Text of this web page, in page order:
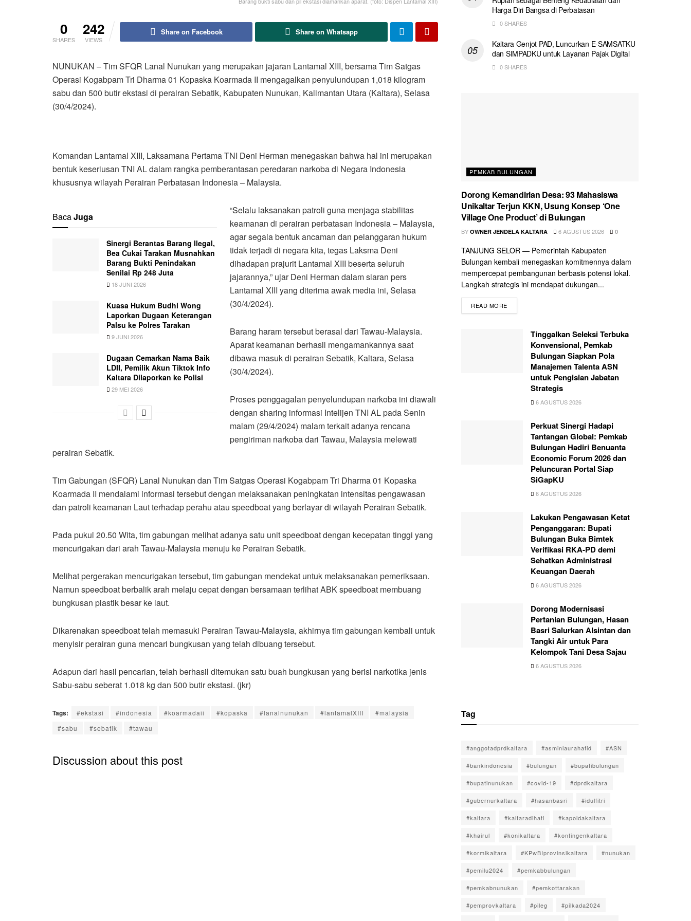
0
SHARES
242
VIEWS
Share on Facebook Share on Whatsapp
NUNUKAN – Tim SFQR Lanal Nunukan yang merupakan jajaran Lantamal XIII, bersama Tim Satgas
Operasi Kogabpam Tri Dharma 01 Kopaska Koarmada II mengagalkan penyulundupan 1,018 kilogram
sabu dan 500 butir ekstasi di perairan Sebatik, Kabupaten Nunukan, Kalimantan Utara (Kaltara), Selasa
(30/4/2024).
Komandan Lantamal XIII, Laksamana Pertama TNI Deni Herman menegaskan bahwa hal ini merupakan
bentuk keseriusan TNI AL dalam rangka pemberantasan peredaran narkoba di Negara Indonesia
khususnya wilayah Perairan Perbatasan Indonesia – Malaysia.
BacaJuga
Sinergi Berantas Barang Ilegal,
Bea Cukai Tarakan Musnahkan
Barang Bukti Penindakan
Senilai Rp 248 Juta
18 JUNI 2026
Kuasa Hukum Budhi Wong
Laporkan Dugaan Keterangan
Palsu ke Polres Tarakan
9 JUNI 2026
Dugaan Cemarkan Nama Baik
LDII, Pemilik Akun Tiktok Info
Kaltara Dilaporkan ke Polisi
29 MEI 2026
“Selalu laksanakan patroli guna menjaga stabilitas
keamanan di perairan perbatasan Indonesia – Malaysia,
agar segala bentuk ancaman dan pelanggaran hukum
tidak terjadi di negara kita, tegas Laksma Deni
dihadapan prajurit Lantamal XIII beserta seluruh
jajarannya,” ujar Deni Herman dalam siaran pers
Lantamal XIII yang diterima awak media ini, Selasa
(30/4/2024).
Barang haram tersebut berasal dari Tawau-Malaysia.
Aparat keamanan berhasil mengamankannya saat
dibawa masuk di perairan Sebatik, Kaltara, Selasa
(30/4/2024).
Proses penggagalan penyelundupan narkoba ini diawali
dengan sharing informasi Intelijen TNI AL pada Senin
malam (29/4/2024) malam terkait adanya rencana
pengiriman narkoba dari Tawau, Malaysia melewati
perairan Sebatik.
Tim Gabungan (SFQR) Lanal Nunukan dan Tim Satgas Operasi Kogabpam Tri Dharma 01 Kopaska
Koarmada II mendalami informasi tersebut dengan melaksanakan peningkatan intensitas pengawasan
dan patroli keamanan Laut terhadap perahu atau speedboat yang berlayar di wilayah Perairan Sebatik.
Pada pukul 20.50 Wita, tim gabungan melihat adanya satu unit speedboat dengan kecepatan tinggi yang
mencurigakan dari arah Tawau-Malaysia menuju ke Perairan Sebatik.
Melihat pergerakan mencurigakan tersebut, tim gabungan mendekat untuk melaksanakan pemeriksaan.
Namun speedboat berbalik arah melaju cepat dengan bersamaan terlihat ABK speedboat membuang
bungkusan plastik besar ke laut.
Dikarenakan speedboat telah memasuki Perairan Tawau-Malaysia, akhirnya tim gabungan kembali untuk
menyisir perairan guna mencari bungkusan yang telah dibuang tersebut.
Adapun dari hasil pencarian, telah berhasil ditemukan satu buah bungkusan yang berisi narkotika jenis
Sabu-sabu seberat 1.018 kg dan 500 butir ekstasi. (jkr)
Tags: #ekstasi #indonesia #koarmadaii #kopaska #lanalnunukan #lantamalXIII
#malaysia
#sabu
#sebatik #tawau
Discussion about this post
Harga Diri Bangsa di Perbatasan
0 SHARES
Kaltara Genjot PAD, Luncurkan E-SAMSATKU
dan SIMPADKU untuk Layanan Pajak Digital
0 SHARES
PEMKAB BULUNGAN
Dorong Kemandirian Desa: 93 Mahasiswa
Unikaltar Terjun KKN, Usung Konsep ‘One
Village One Product’ di Bulungan
BY OWNER JENDELA KALTARA 6 AGUSTUS 2026 0
TANJUNG SELOR — Pemerintah Kabupaten
Bulungan kembali menegaskan komitmennya dalam
mempercepat pembangunan berbasis potensi lokal.
Langkah strategis ini mendapat dukungan...
READ MORE
Tinggalkan Seleksi Terbuka
Konvensional, Pemkab
Bulungan Siapkan Pola
Manajemen Talenta ASN
untuk Pengisian Jabatan
Strategis
6 AGUSTUS 2026
Perkuat Sinergi Hadapi
Tantangan Global: Pemkab
Bulungan Hadiri Benuanta
Economic Forum 2026 dan
Peluncuran Portal Siap
SiGapKU
6 AGUSTUS 2026
Lakukan Pengawasan Ketat
Penganggaran: Bupati
Bulungan Buka Bimtek
Verifikasi RKA-PD demi
Sehatkan Administrasi
Keuangan Daerah
6 AGUSTUS 2026
Dorong Modernisasi
Pertanian Bulungan, Hasan
Basri Salurkan Alsintan dan
Tangki Air untuk Para
Kelompok Tani Desa Sajau
6 AGUSTUS 2026
Tag
#anggotadprdkaltara #asminlaurahafid #ASN
#bankindonesia #bulungan #bupatibulungan
#bupatinunukan #covid-19 #dprdkaltara
#gubernurkaltara #hasanbasri #idulfitri
#kaltara #kaltaradihati #kapoldakaltara
#khairul #konikaltara #kontingenkaltara
#kormikaltara #KPwBIprovinsikaltara #nunukan
#pemilu2024 #pemkabbulungan
#pemkabnunukan #pemkottarakan
#pemprovkaltara #pileg #pilkada2024